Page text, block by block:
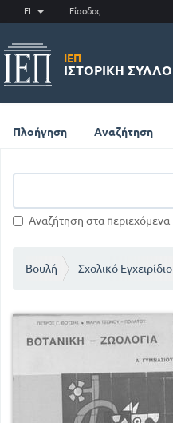
EL Είσοδος
ΙΕΠ
ΙΣΤΟΡΙΚΉ
Πλοήγηση Αναζήτηση
Αναζήτηση στα περιεχόμενα
Βουλή Σχολικό Εγχειρίδιο